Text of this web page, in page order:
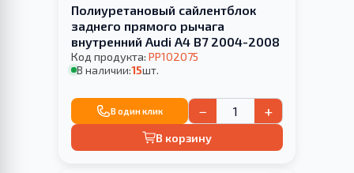
Полиуретановый сайлентблок
заднего прямого рычага
внутренний Audi A4 B7 2004-2008
Код продукта: PP102075
В наличии:15шт.
В один клик − +
В корзину